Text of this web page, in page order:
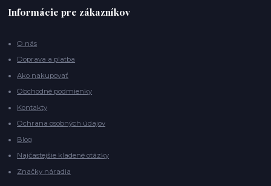
Informácie pre zákazníkov
O nás
Doprava a platba
Ako nakupovať
Obchodné podmienky
Kontakty
Ochrana osobných údajov
Blog
Najčastejšie kladené otázky
Značky náradia